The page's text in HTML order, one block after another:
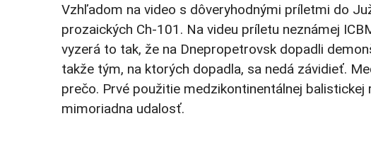
Vzhľadom na video s dôveryhodnými príletmi do
prozaických Ch-101. Na videu príletu neznámej
vyzerá to tak, že na Dnepropetrovsk dopadli
takže tým, na ktorých dopadla, sa nedá závidieť.
prečo. Prvé použitie medzikontinentálnej
mimoriadna udalosť.